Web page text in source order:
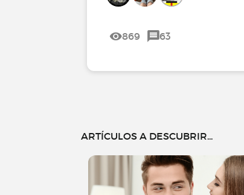
869 63
ARTÍCULOS A DESCUBRIR...